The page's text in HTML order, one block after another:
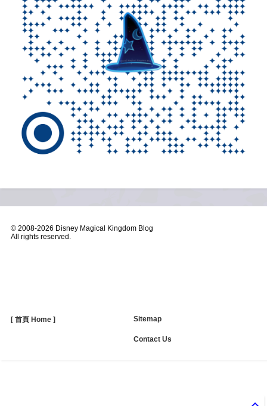
© 2008-2026 Disney Magical Kingdom Blog
All rights reserved.
[ 首頁 Home ] Sitemap
Contact Us